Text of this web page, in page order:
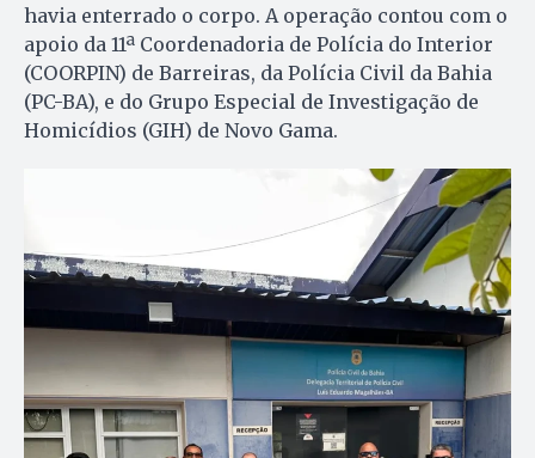
havia enterrado o corpo. A operação contou com o
apoio da 11ª Coordenadoria de Polícia do Interior
(COORPIN) de Barreiras, da Polícia Civil da Bahia
(PC-BA), e do Grupo Especial de Investigação de
Homicídios (GIH) de Novo Gama.